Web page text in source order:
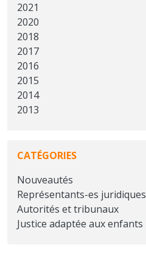
2021
2020
2018
2017
2016
2015
2014
2013
CATÉGORIES
Nouveautés
Représentants-es juridiques
Autorités et tribunaux
Justice adaptée aux enfants